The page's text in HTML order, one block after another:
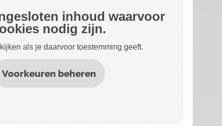
inhoud waarvoor
nodig zijn.
als je daarvoor toestemming geeft.
Voorkeuren beheren